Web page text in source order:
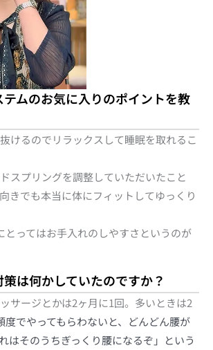
ムのお気に入りのポイントを教
けるのでリラックスして睡眠を取れるこ
スプリングを調整していただいたこと
きでも本当に体にフィットしてゆっくり
とってはお手入れのしやすさというのが
は何かしていたのですか？
サージとかは2ヶ月に1回。多いときは2
度でやってもらわないと、どんどん腰が
はそのうちぎっくり腰になるぞ」という